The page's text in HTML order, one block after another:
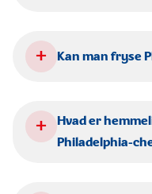
+ Kan man fryse
+
Hvad er
Philadelphia-